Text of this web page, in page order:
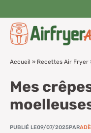
contenu
Accueil » Recettes Air Fryer
Mes
PUBLIÉ LE09/07/2025PAR